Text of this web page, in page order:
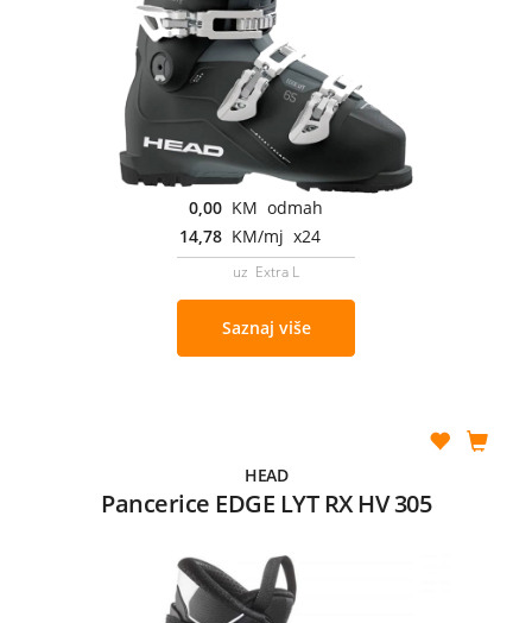
0,00 KM odmah
14,78 KM/mj x24
uz Extra L
Saznaj više
HEAD
Pancerice EDGE LYT RX HV 305